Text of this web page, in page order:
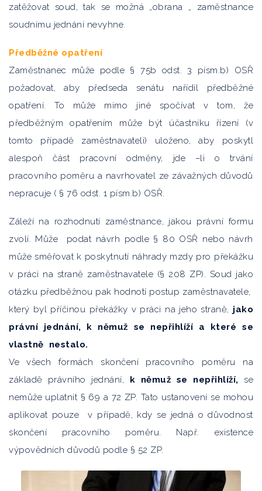
zatěžovat soud, tak se možná „obrana „ zaměstnance
soudnímu jednání nevyhne.
Předběžné opatření
Zaměstnanec může podle § 75b odst. 3 písm.b) OSŘ
požadovat, aby předseda senátu nařídil předběžné
opatření. To může mimo jiné spočívat v tom, že
předběžným opatřením může být účastníku řízení (v
tomto případě zaměstnavateli) uloženo, aby poskytl
alespoň část pracovní odměny, jde –li o trvání
pracovního poměru a navrhovatel ze závažných důvodů
nepracuje ( § 76 odst. 1 písm.b) OSŘ.
Záleží na rozhodnutí zaměstnance, jakou právní formu
zvolí. Může podat návrh podle § 80 OSŘ nebo návrh
může směřovat k poskytnutí náhrady mzdy pro překážku
v práci na straně zaměstnavatele (§ 208 ZP). Soud jako
otázku předběžnou pak hodnotí postup zaměstnavatele,
který byl příčinou překážky v práci na jeho straně, jako
právní jednání, k němuž se nepřihlíží a které se
vlastně nestalo.
Ve všech formách skončení pracovního poměru na
základě právního jednání, k němuž se nepřihlíží, se
nemůže uplatnit § 69 a 72 ZP. Tato ustanovení se mohou
aplikovat pouze v případě, kdy se jedná o důvodnost
skončení pracovního poměru. Např. existence
výpovědních důvodů podle § 52 ZP.